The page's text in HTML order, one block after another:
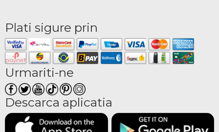
Plati sigure prin
Urmariti-ne
Descarca aplicatia